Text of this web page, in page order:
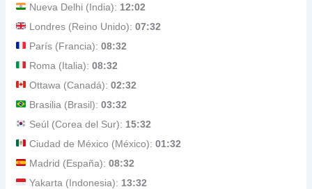
Nueva Delhi (India): 12:02
Londres (Reino Unido):07:32
París (Francia):08:32
Roma (Italia):08:32
Ottawa (Canadá):02:32
Brasilia (Brasil):03:32
Seúl (Corea del Sur): 15:32
Ciudad de México (México):01:32
Madrid (España):08:32
Yakarta (Indonesia): 13:32